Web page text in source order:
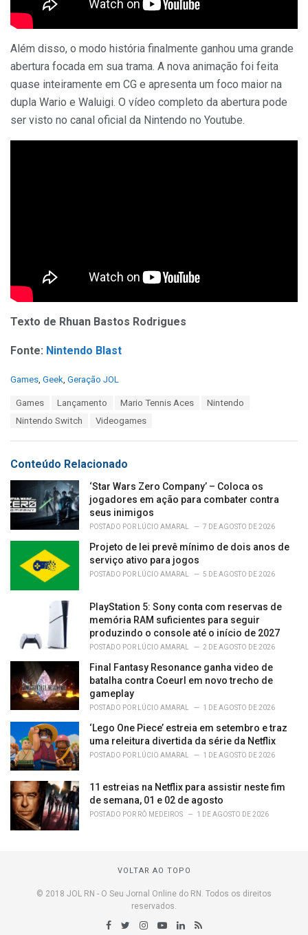
Além disso, o modo história finalmente ganhou uma grande
abertura focada em sua trama. A nova animação foi feita
quase inteiramente em CG e apresenta um foco maior na
dupla Wario e Waluigi. O vídeo completo da abertura pode
ser visto no canal oficial da Nintendo no Youtube.
Texto de Rhuan Bastos Rodrigues
Fonte: Nintendo Blast
C
i
e
:
Games, Geek, Geração JOL
Games Lançamento Mario Tennis Aces
Nintendo
Nintendo Switch
Videogames
Conteúdo Relacionado
‘Star Wars Zero Company’ – Coloca os
jogadores em ação para combater contra
seus inimigos
POSTADO POR LÚCIO AMARAL 7 DE AGOSTO DE 2026
Projeto de lei prevê mínimo de dois anos de
serviço ativo para jogos
POSTADO POR LÚCIO AMARAL 5 DE AGOSTO DE 2026
PlayStation 5: Sony conta com reservas de
memória RAM suficientes para seguir
produzindo o console até o início de 2027
POSTADO POR LÚCIO AMARAL 2 DE AGOSTO DE 2026
Final Fantasy Resonance ganha video de
batalha contra Coeurl em novo trecho de
gameplay
POSTADO POR LÚCIO AMARAL 1 DE AGOSTO DE 2026
‘Lego One Piece’ estreia em setembro e traz
uma releitura divertida da série da Netflix
POSTADO POR LÚCIO AMARAL 1 DE AGOSTO DE 2026
11 estreias na Netflix para assistir neste fim
de semana, 01 e 02 de agosto
POSTADO POR RÔ MEDEIROS 1 DE AGOSTO DE 2026
VOLTAR AO TOPO
© 2018 JOL RN - O Seu Jornal Online do RN. Todos os direitos
reservados.